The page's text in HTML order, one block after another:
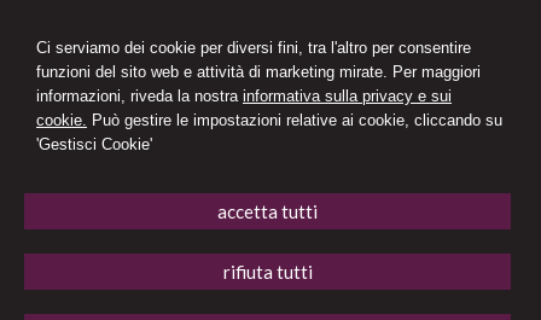
Ci serviamo dei cookie per diversi fini, tra l'altro per consentire
funzioni del sito web e attività di marketing mirate. Per maggiori
informazioni, riveda la nostra informativa sulla privacy e sui
cookie. Può gestire le impostazioni relative ai cookie, cliccando su
'Gestisci Cookie'
accetta tutti
rifiuta tutti